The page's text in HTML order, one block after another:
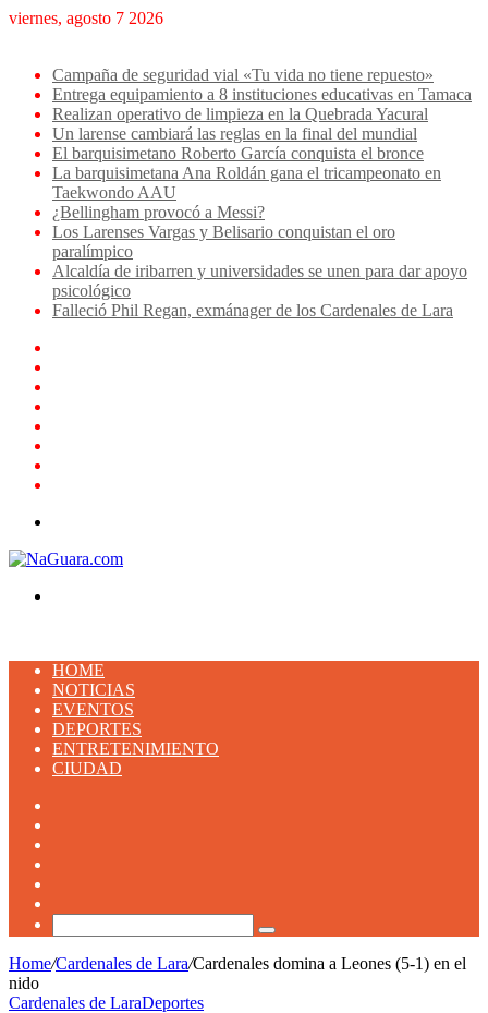
viernes, agosto 7 2026
Campaña de seguridad vial «Tu vida no tiene repuesto»
Entrega equipamiento a 8 instituciones educativas en Tamaca
Realizan operativo de limpieza en la Quebrada Yacural
Un larense cambiará las reglas en la final del mundial
El barquisimetano Roberto García conquista el bronce
La barquisimetana Ana Roldán gana el tricampeonato en
Taekwondo AAU
¿Bellingham provocó a Messi?
Los Larenses Vargas y Belisario conquistan el oro
paralímpico
Alcaldía de iribarren y universidades se unen para dar apoyo
psicológico
Falleció Phil Regan, exmánager de los Cardenales de Lara
HOME
NOTICIAS
EVENTOS
DEPORTES
ENTRETENIMIENTO
CIUDAD
Buscar
Home/Cardenales de Lara/Cardenales domina a Leones (5-1) en el
nido
Cardenales de LaraDeportes